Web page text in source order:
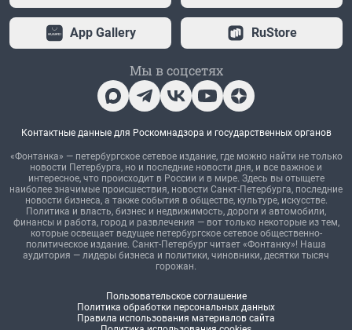
App Gallery RuStore
Мы в соцсетях
Контактные данные для Роскомнадзора и государственных органов
«Фонтанка» — петербургское сетевое издание, где можно найти не только
новости Петербурга, но и последние новости дня, и все важное и
интересное, что происходит в России и в мире. Здесь вы отыщете
наиболее значимые происшествия, новости Санкт-Петербурга, последние
новости бизнеса, а также события в обществе, культуре, искусстве.
Политика и власть, бизнес и недвижимость, дороги и автомобили,
финансы и работа, город и развлечения — вот только некоторые из тем,
которые освещает ведущее петербургское сетевое общественно-
политическое издание. Санкт-Петербург читает «Фонтанку»! Наша
аудитория — лидеры бизнеса и политики, чиновники, десятки тысяч
горожан.
Пользовательское соглашение
Политика обработки персональных данных
Правила использования материалов сайта